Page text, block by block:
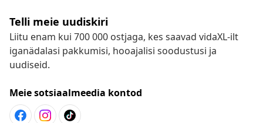
Telli meie uudiskiri
Liitu enam kui 700 000 ostjaga, kes saavad vidaXL-ilt
iganädalasi pakkumisi, hooajalisi soodustusi ja
uudiseid.
Meie sotsiaalmeedia kontod